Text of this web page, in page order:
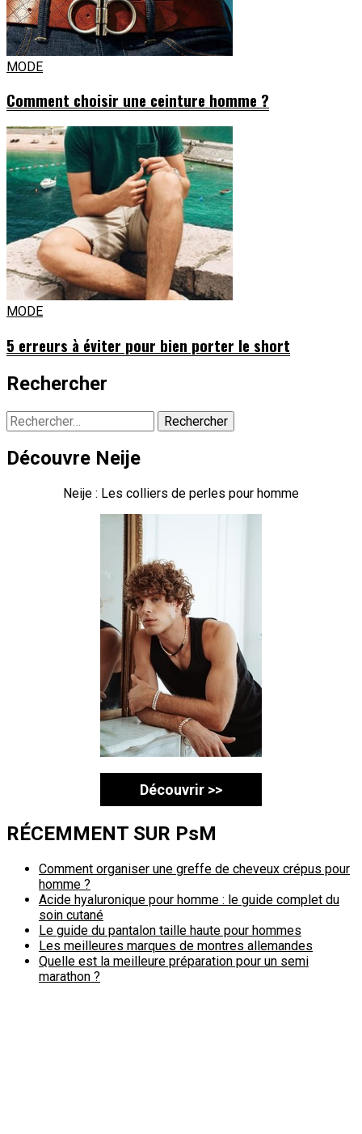
MODE
Comment choisir une ceinture homme ?
MODE
5 erreurs à éviter pour bien porter le short
Rechercher
Rechercher :
Découvre Neije
Neije : Les colliers de perles pour homme
Découvrir >>
RÉCEMMENT SUR PsM
Comment organiser une greffe de cheveux crépus pour
homme ?
Acide hyaluronique pour homme : le guide complet du
soin cutané
Le guide du pantalon taille haute pour hommes
Les meilleures marques de montres allemandes
Quelle est la meilleure préparation pour un semi
marathon ?